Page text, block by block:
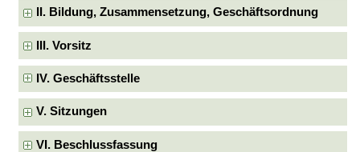
II. Bildung, Zusammensetzung, Geschäftsordnung
III. Vorsitz
IV. Geschäftsstelle
V. Sitzungen
VI. Beschlussfassung